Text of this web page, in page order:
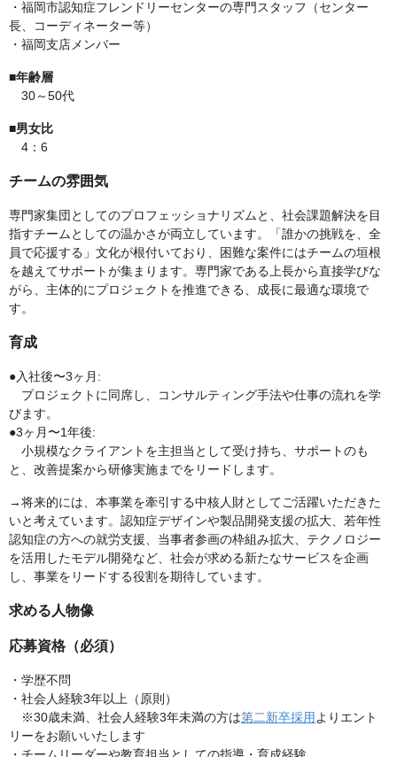
・福岡市認知症フレンドリーセンターの専門スタッフ（センター
長、コーディネーター等）
・福岡支店メンバー
■年齢層
30～50代
■男女比
4：6
チームの雰囲気
専門家集団としてのプロフェッショナリズムと、社会課題解決を目
指すチームとしての温かさが両立しています。「誰かの挑戦を、全
員で応援する」文化が根付いており、困難な案件にはチームの垣根
を越えてサポートが集まります。専門家である上長から直接学びな
がら、主体的にプロジェクトを推進できる、成長に最適な環境で
す。
育成
●入社後〜3ヶ月:
プロジェクトに同席し、コンサルティング手法や仕事の流れを学
びます。
●3ヶ月〜1年後:
小規模なクライアントを主担当として受け持ち、サポートのも
と、改善提案から研修実施までをリードします。
→将来的には、本事業を牽引する中核人財としてご活躍いただきた
いと考えています。認知症デザインや製品開発支援の拡大、若年性
認知症の方への就労支援、当事者参画の枠組み拡大、テクノロジー
を活用したモデル開発など、社会が求める新たなサービスを企画
し、事業をリードする役割を期待しています。
求める人物像
応募資格（必須）
・学歴不問
・社会人経験3年以上（原則）
※30歳未満、社会人経験3年未満の方は第二新卒採用よりエント
リーをお願いいたします